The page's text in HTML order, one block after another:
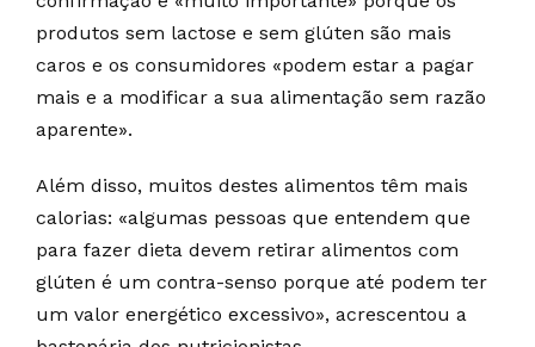
produtos sem lactose e sem glúten são mais
caros e os consumidores «podem estar a pagar
mais e a modificar a sua alimentação sem razão
aparente».
Além disso, muitos destes alimentos têm mais
calorias: «algumas pessoas que entendem que
para fazer dieta devem retirar alimentos com
glúten é um contra-senso porque até podem ter
um valor energético excessivo», acrescentou a